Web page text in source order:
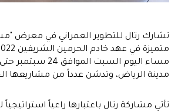
تشارك رتال للتطوير العمراني في معرض
مدينة الرياض، وتدشن عدداً من مشاريعها
تأتي مشاركة رتال باعتبارها راعياً